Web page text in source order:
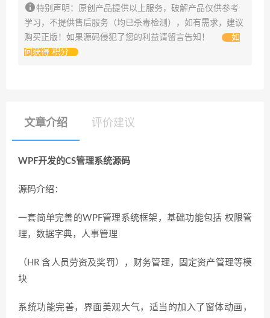
特别声明：原创产品提供以上服务，破解产品仅供参考
学习，不提供售后服务（均已杀毒检测），如有需求，建议
购买正版！如果源码侵犯了您的利益请留言告知！
如
何获得 积分
文章介绍 评价建议
WPF开发的CS管理系统源码
源码介绍：
一套简单完善的WPF管理系统框架，基础功能包括 权限管
理，数据字典，人事管理
（HR 含人员劳资及奖罚），财务管理，固定资产管理等模
块
系统功能完善，界面美观大气，适当的加入了窗体动画，